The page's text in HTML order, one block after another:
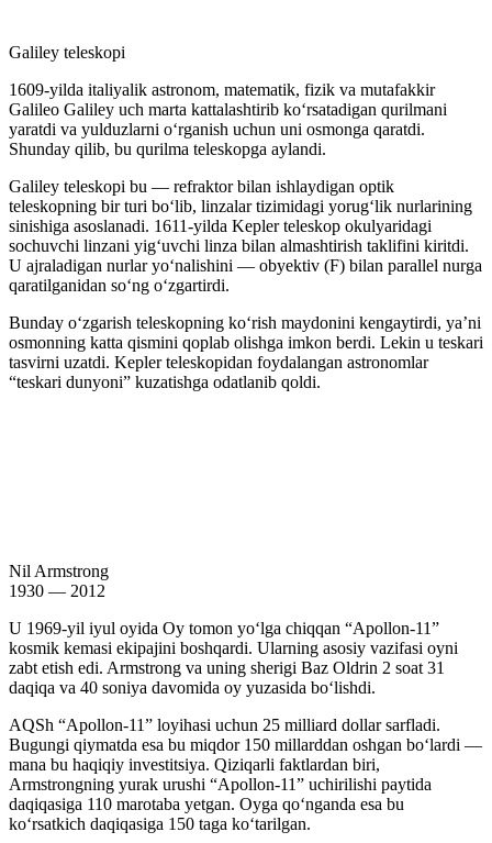
Galiley teleskopi
1609-yilda italiyalik astronom, matematik, fizik va mutafakkir
Galileo Galiley uch marta kattalashtirib koʻrsatadigan qurilmani
yaratdi va yulduzlarni oʻrganish uchun uni osmonga qaratdi.
Shunday qilib, bu qurilma teleskopga aylandi.
Galiley teleskopi bu — refraktor bilan ishlaydigan optik
teleskopning bir turi boʻlib, linzalar tizimidagi yorugʻlik nurlarining
sinishiga asoslanadi. 1611-yilda Kepler teleskop okulyaridagi
sochuvchi linzani yigʻuvchi linza bilan almashtirish taklifini kiritdi.
U ajraladigan nurlar yoʻnalishini — obyektiv (F) bilan parallel nurga
qaratilganidan soʻng oʻzgartirdi.
Bunday oʻzgarish teleskopning koʻrish maydonini kengaytirdi, yaʼni
osmonning katta qismini qoplab olishga imkon berdi. Lekin u teskari
tasvirni uzatdi. Kepler teleskopidan foydalangan astronomlar
“teskari dunyoni” kuzatishga odatlanib qoldi.
Nil Armstrong
1930 — 2012
U 1969-yil iyul oyida Oy tomon yoʻlga chiqqan “Apollon-11”
kosmik kemasi ekipajini boshqardi. Ularning asosiy vazifasi oyni
zabt etish edi. Armstrong va uning sherigi Baz Oldrin 2 soat 31
daqiqa va 40 soniya davomida oy yuzasida boʻlishdi.
AQSh “Apollon-11” loyihasi uchun 25 milliard dollar sarfladi.
Bugungi qiymatda esa bu miqdor 150 millarddan oshgan boʻlardi —
mana bu haqiqiy investitsiya. Qiziqarli faktlardan biri,
Armstrongning yurak urushi “Apollon-11” uchirilishi paytida
daqiqasiga 110 marotaba yetgan. Oyga qoʻnganda esa bu
koʻrsatkich daqiqasiga 150 taga koʻtarilgan.